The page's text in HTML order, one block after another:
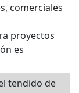
comerciales
proyectos
es
tendido de